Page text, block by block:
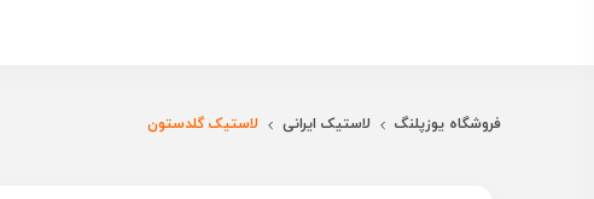
فروشگاه یوزپلنگ لاستیک ایرانی لاستیک گلدستون